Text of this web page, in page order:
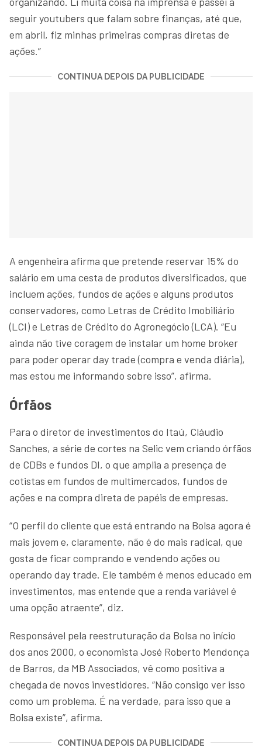
seguir youtubers que falam sobre finanças, até que,
em abril, fiz minhas primeiras compras diretas de
ações.”
CONTINUA DEPOIS DA PUBLICIDADE
A engenheira afirma que pretende reservar 15% do
salário em uma cesta de produtos diversificados, que
incluem ações, fundos de ações e alguns produtos
conservadores, como Letras de Crédito Imobiliário
(LCI) e Letras de Crédito do Agronegócio (LCA). “Eu
ainda não tive coragem de instalar um home broker
para poder operar day trade (compra e venda diária),
mas estou me informando sobre isso”, afirma.
Órfãos
Para o diretor de investimentos do Itaú, Cláudio
Sanches, a série de cortes na Selic vem criando órfãos
de CDBs e fundos DI, o que amplia a presença de
cotistas em fundos de multimercados, fundos de
ações e na compra direta de papéis de empresas.
“O perfil do cliente que está entrando na Bolsa agora é
mais jovem e, claramente, não é do mais radical, que
gosta de ficar comprando e vendendo ações ou
operando day trade. Ele também é menos educado em
investimentos, mas entende que a renda variável é
uma opção atraente”, diz.
Responsável pela reestruturação da Bolsa no início
dos anos 2000, o economista José Roberto Mendonça
de Barros, da MB Associados, vê como positiva a
chegada de novos investidores. “Não consigo ver isso
como um problema. É na verdade, para isso que a
Bolsa existe”, afirma.
CONTINUA DEPOIS DA PUBLICIDADE